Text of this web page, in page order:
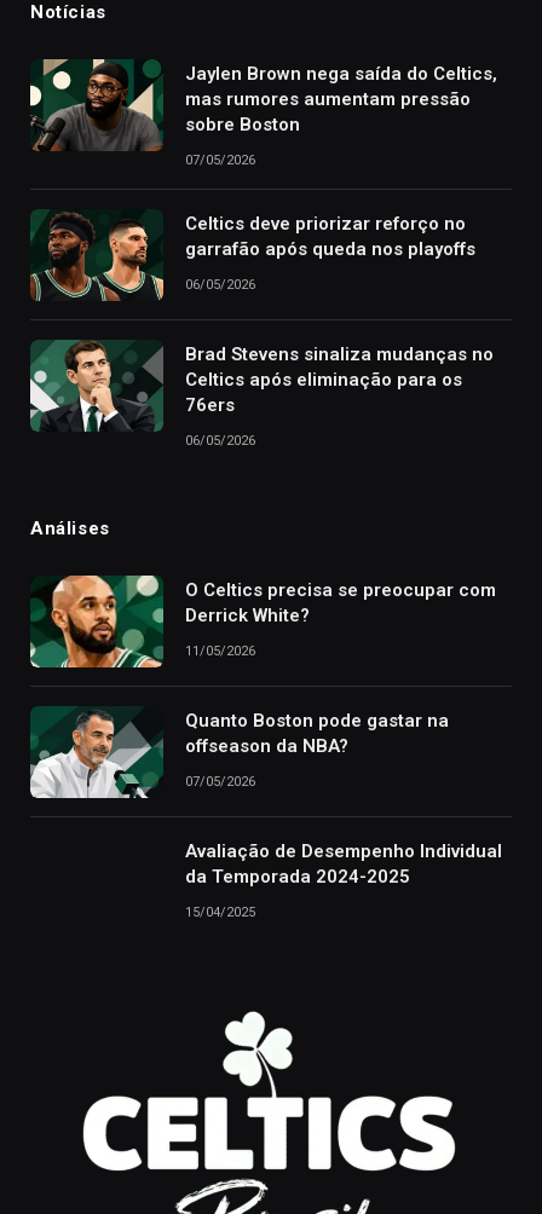
Notícias
Jaylen Brown nega saída do Celtics,
mas rumores aumentam pressão
sobre Boston
07/05/2026
Celtics deve priorizar reforço no
garrafão após queda nos playoffs
06/05/2026
Brad Stevens sinaliza mudanças no
Celtics após eliminação para os
76ers
06/05/2026
Análises
O Celtics precisa se preocupar com
Derrick White?
11/05/2026
Quanto Boston pode gastar na
offseason da NBA?
07/05/2026
Avaliação de Desempenho Individual
da Temporada 2024-2025
15/04/2025